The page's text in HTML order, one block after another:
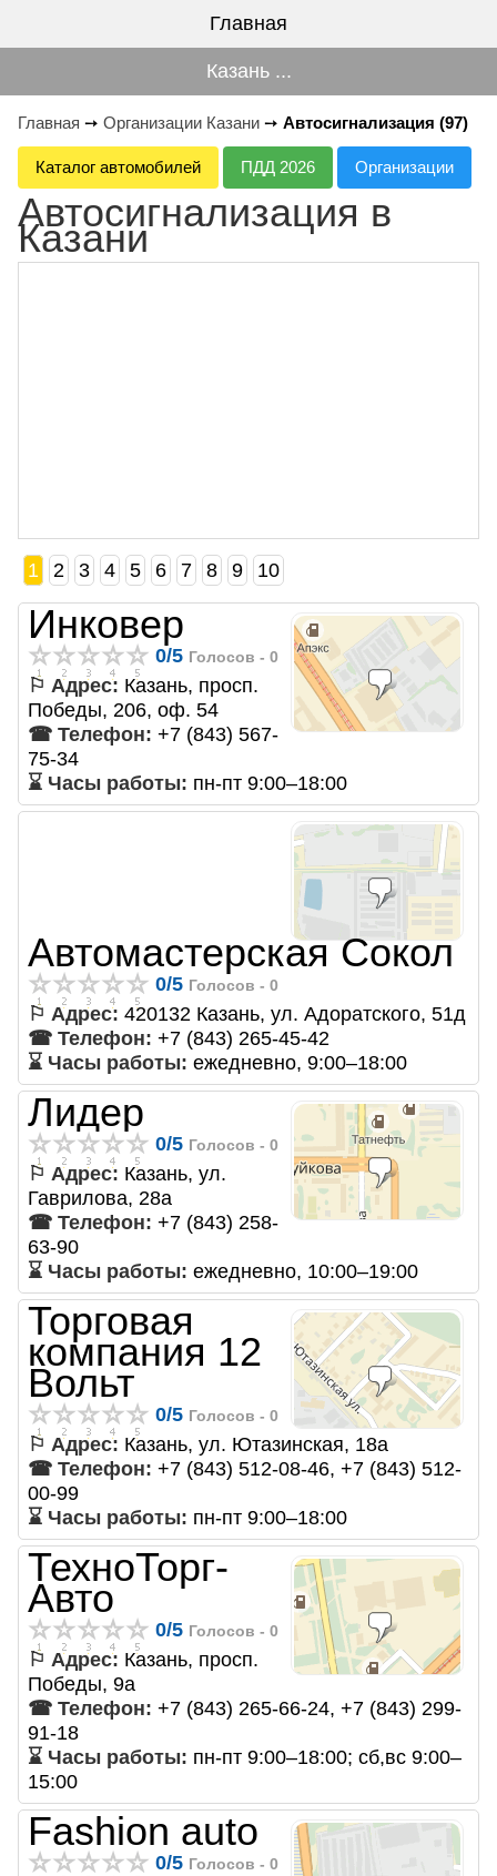
Главная
Казань ...
Главная ➙ Организации Казани ➙ Автосигнализация (97)
Каталог автомобилей ПДД 2026 Организации
Автосигнализация в
Казани
1 2 3 4 5 6 7 8 9 10
Инковер
0/5 Голосов - 0
⚐ Адрес: Казань, просп.
Победы, 206, оф. 54
☎ Телефон: +7 (843) 567-
75-34
⌛ Часы работы: пн-пт 9:00–18:00
Автомастерская Сокол
0/5 Голосов - 0
⚐ Адрес: 420132 Казань, ул. Адоратского, 51д
☎ Телефон: +7 (843) 265-45-42
⌛ Часы работы: ежедневно, 9:00–18:00
Лидер
0/5 Голосов - 0
⚐ Адрес: Казань, ул.
Гаврилова, 28а
☎ Телефон: +7 (843) 258-
63-90
⌛ Часы работы: ежедневно, 10:00–19:00
Торговая
компания 12
Вольт
0/5 Голосов - 0
⚐ Адрес: Казань, ул. Ютазинская, 18а
☎ Телефон: +7 (843) 512-08-46, +7 (843) 512-
00-99
⌛ Часы работы: пн-пт 9:00–18:00
ТехноТорг-
Авто
0/5 Голосов - 0
⚐ Адрес: Казань, просп.
Победы, 9а
☎ Телефон: +7 (843) 265-66-24, +7 (843) 299-
91-18
⌛ Часы работы: пн-пт 9:00–18:00; сб,вс 9:00–
15:00
Fashion auto
0/5 Голосов - 0